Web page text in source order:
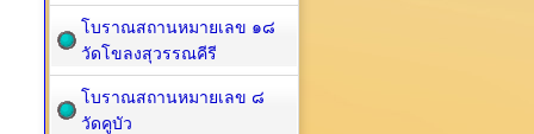
โบราณสถานหมายเลข ๑๘
วัดโขลงสุวรรณคีรี
โบราณสถานหมายเลข ๘
วัดคูบัว